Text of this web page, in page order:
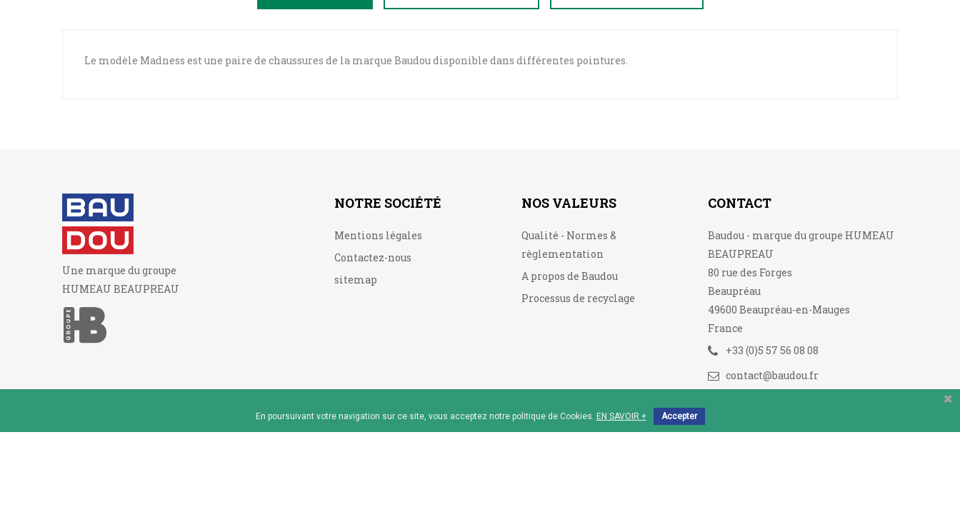
Le modèle Madness est une paire de chaussures de la marque Baudou disponible dans différentes pointures.
Une marque du groupe
HUMEAU BEAUPREAU
NOTRE SOCIÉTÉ
Mentions légales
Contactez-nous
sitemap
NOS VALEURS
Qualité - Normes &
règlementation
A propos de Baudou
Processus de recyclage
CONTACT
Baudou - marque du groupe HUMEAU
BEAUPREAU
80 rue des Forges
Beaupréau
49600 Beaupréau-en-Mauges
France
+33 (0)5 57 56 08 08
contact@baudou.fr
En poursuivant votre navigation sur ce site, vous acceptez notre politique de Cookies. EN SAVOIR + Accepter